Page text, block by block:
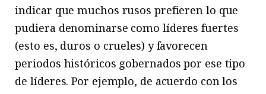
indicar que muchos rusos prefieren lo que
pudiera denominarse como líderes fuertes
(esto es, duros o crueles) y favorecen
periodos históricos gobernados por ese tipo
de líderes. Por ejemplo, de acuerdo con los